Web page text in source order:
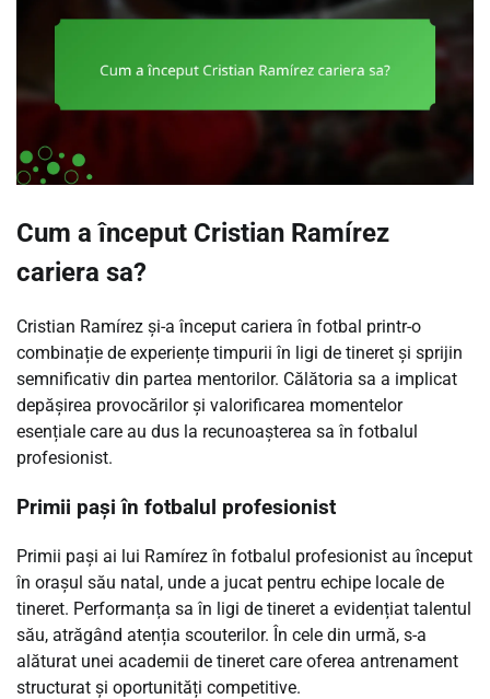
Cum a început Cristian Ramírez
cariera sa?
Cristian Ramírez și-a început cariera în fotbal printr-o
combinație de experiențe timpurii în ligi de tineret și sprijin
semnificativ din partea mentorilor. Călătoria sa a implicat
depășirea provocărilor și valorificarea momentelor
esențiale care au dus la recunoașterea sa în fotbalul
profesionist.
Primii pași în fotbalul profesionist
Primii pași ai lui Ramírez în fotbalul profesionist au început
în orașul său natal, unde a jucat pentru echipe locale de
tineret. Performanța sa în ligi de tineret a evidențiat talentul
său, atrăgând atenția scouterilor. În cele din urmă, s-a
alăturat unei academii de tineret care oferea antrenament
structurat și oportunități competitive.